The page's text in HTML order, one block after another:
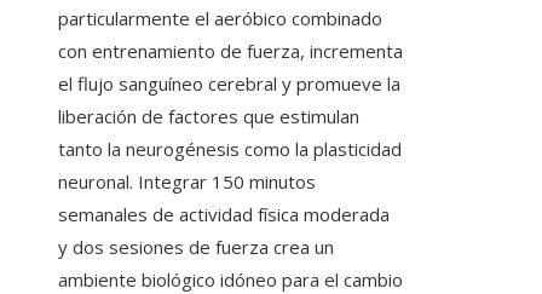
particularmente el aeróbico combinado
con entrenamiento de fuerza, incrementa
el flujo sanguíneo cerebral y promueve la
liberación de factores que estimulan
tanto la neurogénesis como la plasticidad
neuronal. Integrar 150 minutos
semanales de actividad física moderada
y dos sesiones de fuerza crea un
ambiente biológico idóneo para el cambio